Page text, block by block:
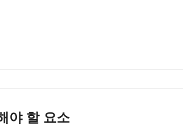
야 할 요소